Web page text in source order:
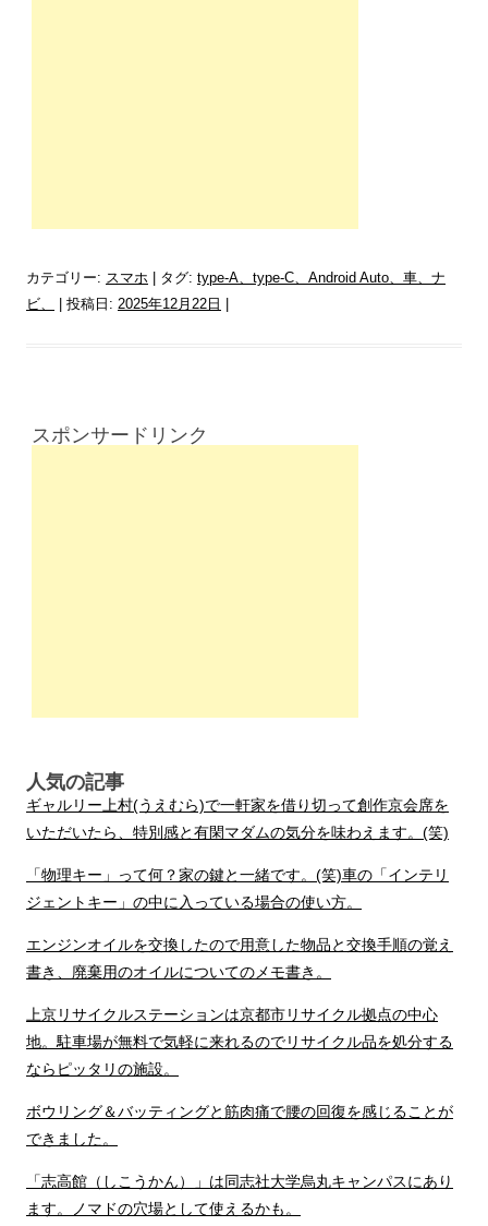
カテゴリー: スマホ | タグ: type-A、type-C、Android Auto、車、ナ
ビ、
| 投稿日: 2025年12月22日
スポンサードリンク
人気の記事
ギャルリー上村(うえむら)で一軒家を借り切って創作京会席を
いただいたら、特別感と有閑マダムの気分を味わえます。(笑)
「物理キー」って何？家の鍵と一緒です。(笑)車の「インテリ
ジェントキー」の中に入っている場合の使い方。
エンジンオイルを交換したので用意した物品と交換手順の覚え
書き、廃棄用のオイルについてのメモ書き。
上京リサイクルステーションは京都市リサイクル拠点の中心
地。駐車場が無料で気軽に来れるのでリサイクル品を処分する
ならピッタリの施設。
ボウリング＆バッティングと筋肉痛で腰の回復を感じることが
できました。
「志高館（しこうかん）」は同志社大学烏丸キャンパスにあり
ます。ノマドの穴場として使えるかも。